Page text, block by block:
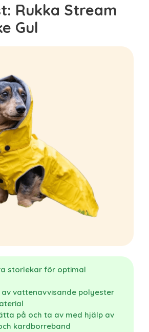
Rukka Stream
Gul
storlekar för optimal
av vattenavvisande polyester
på och ta av med hjälp av
kardborreband